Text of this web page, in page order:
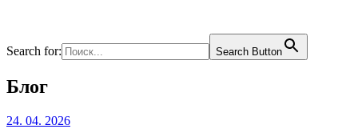
Search for: Search Button
Блог
24. 04. 2026